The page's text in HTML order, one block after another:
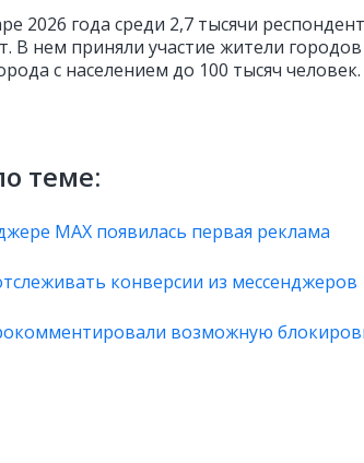
2026 года среди 2,7 тысячи
В нем приняли участие жители городов
с населением до 100 тысяч человек.
теме:
MAX появилась первая реклама
конверсии из мессенджеров
возможную